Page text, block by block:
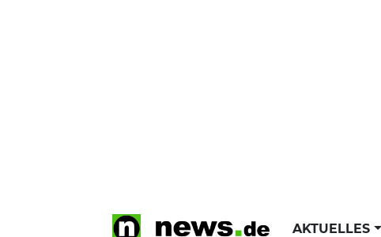
AKTUELLES